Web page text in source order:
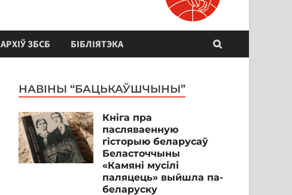
АРХІЎ ЗБСБ БІБЛІЯТЭКА
НАВІНЫ “БАЦЬКАЎШЧЫНЫ”
Кніга пра
пасляваенную
гісторыю беларусаў
Беласточчыны
«Камяні мусілі
паляцець» выйшла па-
беларуску